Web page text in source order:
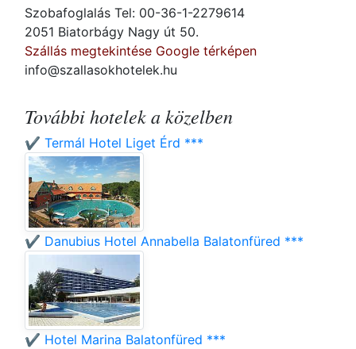
Szobafoglalás Tel: 00-36-1-2279614
2051 Biatorbágy Nagy út 50.
Szállás megtekintése Google térképen
info@szallasokhotelek.hu
További hotelek a közelben
✔️ Termál Hotel Liget Érd ***
✔️ Danubius Hotel Annabella Balatonfüred ***
✔️ Hotel Marina Balatonfüred ***